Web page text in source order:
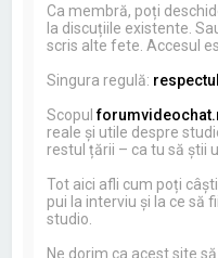
Ca membră, poți
la discuțiile existente.
scris alte fete. Accesul
Singura regulă:
Scopul
reale și utile despre
restul țării – ca tu să știi
Tot aici afli cum poți
pui la interviu și la ce să
studio.
Ne dorim ca acest site